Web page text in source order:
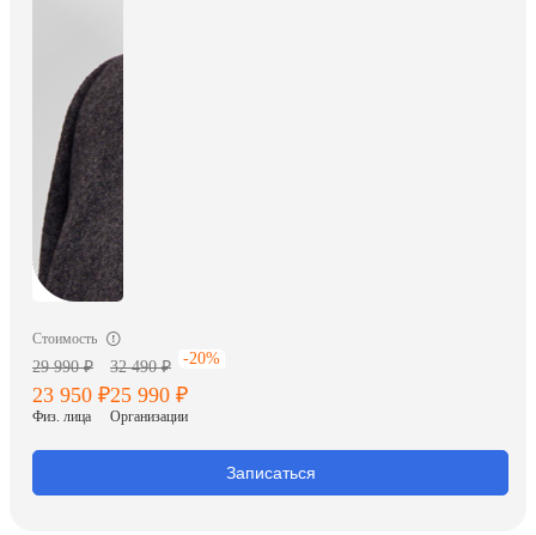
Стоимость
29 990 ₽
23 950 ₽
Физ. лица
32 490 ₽ -20%
25 990 ₽
Организации
Записаться